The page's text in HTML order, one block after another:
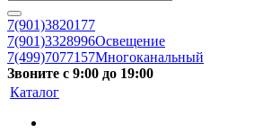
7(901)3820177
7(901)3328996Освещение
7(499)7077157Многоканальный
Звоните с 9:00 до 19:00
Каталог